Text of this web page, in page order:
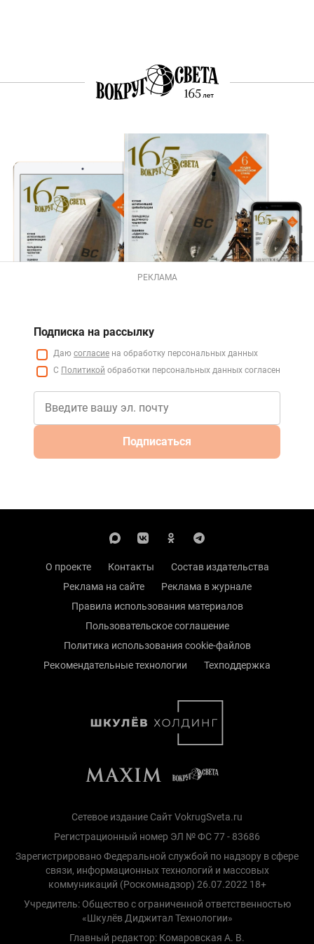
РЕКЛАМА
Подписка на рассылку
Даю согласие на обработку персональных данных
С Политикой обработки персональных данных согласен
Подписаться
О проекте Контакты
Состав издательства
Реклама на сайте
Реклама в журнале
Правила использования материалов
Пользовательское соглашение
Политика использования cookie-файлов
Рекомендательные технологии
Техподдержка
Сетевое издание Сайт VokrugSveta.ru
Регистрационный номер ЭЛ № ФС 77 - 83686
Зарегистрировано Федеральной службой по надзору в сфере
связи, информационных технологий и массовых
коммуникаций (Роскомнадзор) 26.07.2022 18+
Учредитель: Общество с ограниченной ответственностью
«Шкулёв Диджитал Технологии»
Главный редактор: Комаровская А. В.